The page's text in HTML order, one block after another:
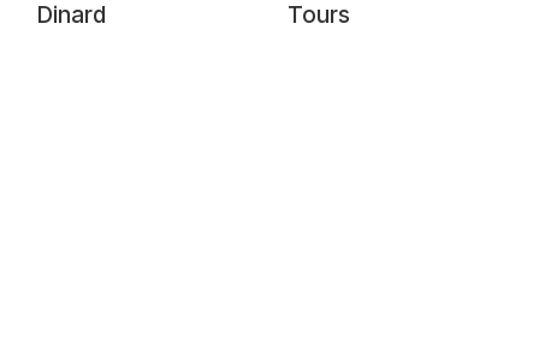
Dinard Tours